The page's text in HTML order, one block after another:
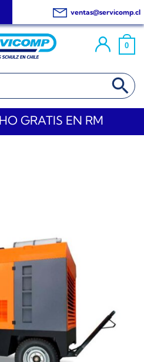
ventas@servicomp.cl
0
BOTÓN DE
GRATIS EN RM